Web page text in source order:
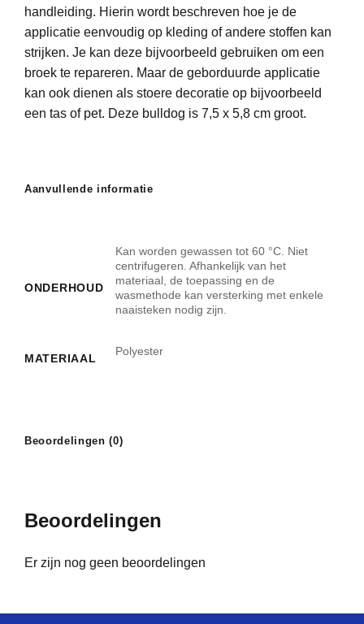
handleiding. Hierin wordt beschreven hoe je de
applicatie eenvoudig op kleding of andere stoffen kan
strijken. Je kan deze bijvoorbeeld gebruiken om een
broek te repareren. Maar de geborduurde applicatie
kan ook dienen als stoere decoratie op bijvoorbeeld
een tas of pet. Deze bulldog is 7,5 x 5,8 cm groot.
Aanvullende informatie
ONDERHOUD
Kan worden gewassen tot 60 °C. Niet
centrifugeren. Afhankelijk van het
materiaal, de toepassing en de
wasmethode kan versterking met enkele
naaisteken nodig zijn.
MATERIAAL
Polyester
Beoordelingen (0)
Beoordelingen
Er zijn nog geen beoordelingen